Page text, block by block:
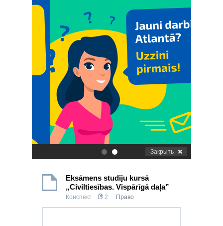
. Закрыть
Eksāmens studiju kursā
„Civiltiesības. Vispārīgā daļa”
Конспект 2 Право